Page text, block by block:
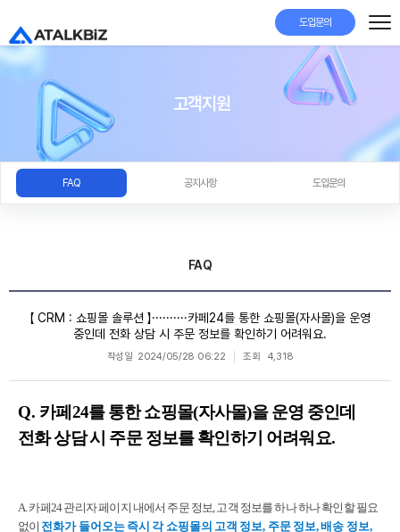
도입문의
고객지원
FAQ 공지사항 도입문의
FAQ
【 CRM : 쇼핑몰 솔루션 】··········카페24를 통한 쇼핑몰(자사몰)을 운영
중인데 전화 상담 시 주문 정보를 확인하기 어려워요.
작성일 2024/05/28 06:22 조회 4,318
Q. 카페24를 통한 쇼핑몰(자사몰)을 운영 중인데
전화 상담 시 주문 정보를 확인하기 어려워요.
A. 카페24 관리자 페이지 내에서 주문 정보, 고객 정보를 하나 하나 확인할 필요
없이 전화가 들어오는 즉시 각 쇼핑몰의 고객 정보, 주문 정보, 배송 정보,